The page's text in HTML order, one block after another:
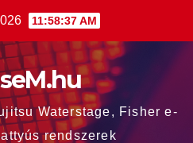
11:58:38 AM
Waterstage, Fisher e-
rendszerek